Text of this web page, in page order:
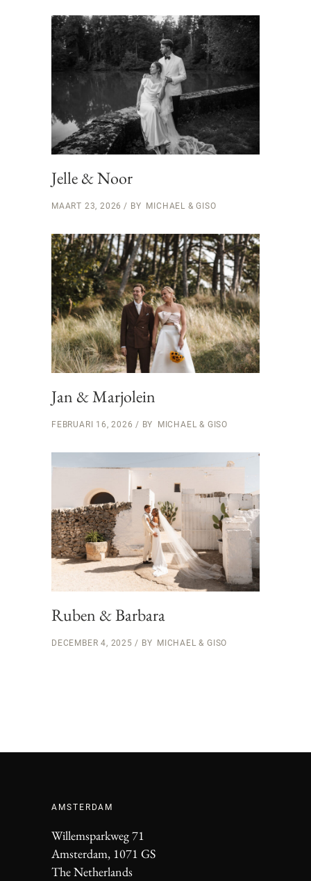
Jelle & Noor
MAART 23, 2026 BY MICHAEL & GISO
Jan & Marjolein
FEBRUARI 16, 2026 BY MICHAEL & GISO
Ruben & Barbara
DECEMBER 4, 2025 BY MICHAEL & GISO
AMSTERDAM
Willemsparkweg 71
Amsterdam, 1071 GS
The Netherlands